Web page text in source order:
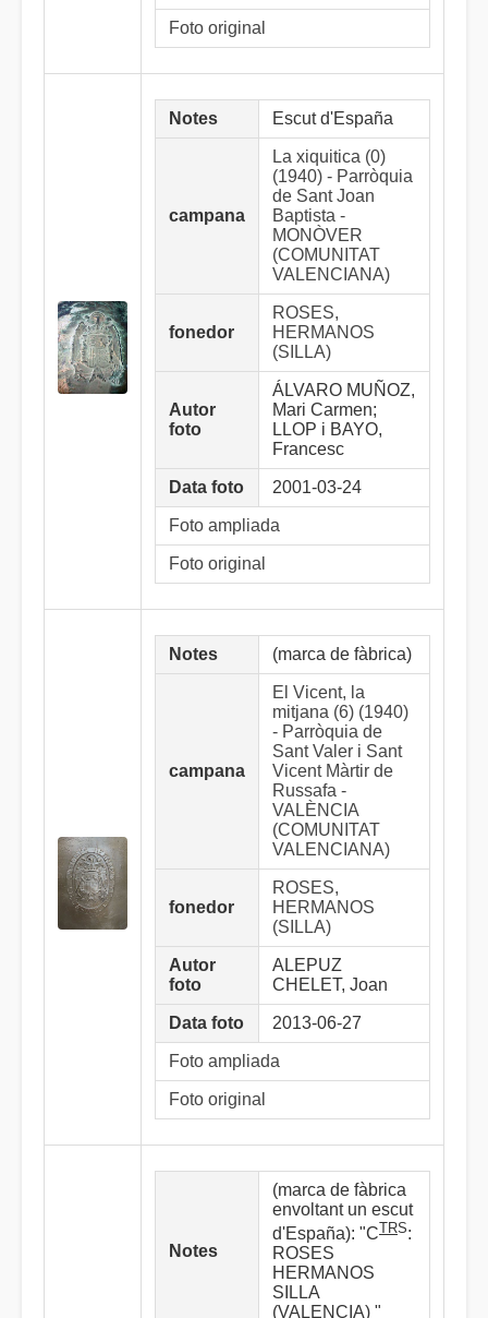
Foto original
Notes Escut d'España
campana
La xiquitica (0)
(1940) - Parròquia
de Sant Joan
Baptista -
MONÒVER
(COMUNITAT
VALENCIANA)
fonedor
ROSES,
HERMANOS
(SILLA)
Autor
foto
ÁLVARO MUÑOZ,
Mari Carmen;
LLOP i BAYO,
Francesc
Data foto 2001-03-24
Foto ampliada
Foto original
Notes (marca de fàbrica)
campana
El Vicent, la
mitjana (6) (1940)
- Parròquia de
Sant Valer i Sant
Vicent Màrtir de
Russafa -
VALÈNCIA
(COMUNITAT
VALENCIANA)
fonedor
ROSES,
HERMANOS
(SILLA)
Autor
foto
ALEPUZ
CHELET, Joan
Data foto 2013-06-27
Foto ampliada
Foto original
Notes
(marca de fàbrica
envoltant un escut
d'España): "CTRS:
ROSES
HERMANOS
SILLA
(VALENCIA) "